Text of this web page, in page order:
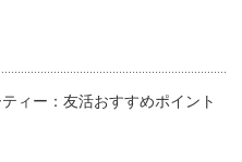
ィー：友活おすすめポイント